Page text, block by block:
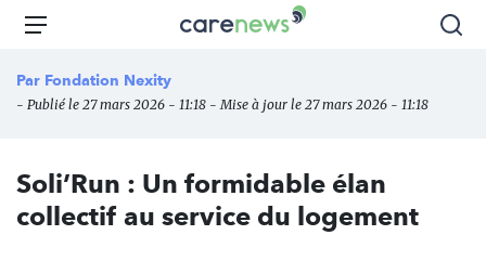
Aller
principal
Carenews,
des
l'engagement
Menu
Par Fondation Nexity
- Publié le 27 mars 2026 - 11:18 - Mise à jour le 27 mars 2026 - 11:18
Soli’Run : Un formidable élan
collectif au service du logement